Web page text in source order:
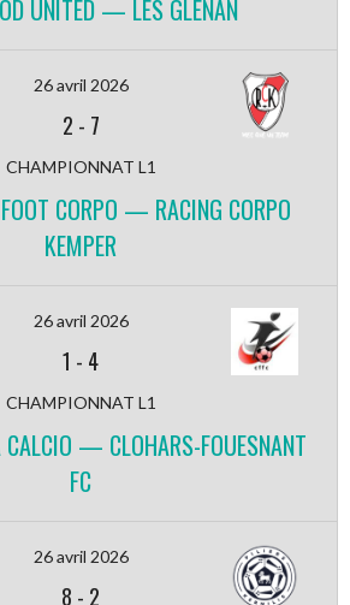
UNITED — LES GLENAN
26 avril 2026
2 - 7
CHAMPIONNAT L1
CORPO — RACING CORPO
KEMPER
26 avril 2026
1 - 4
CHAMPIONNAT L1
— CLOHARS-FOUESNANT
FC
26 avril 2026
8 - 2